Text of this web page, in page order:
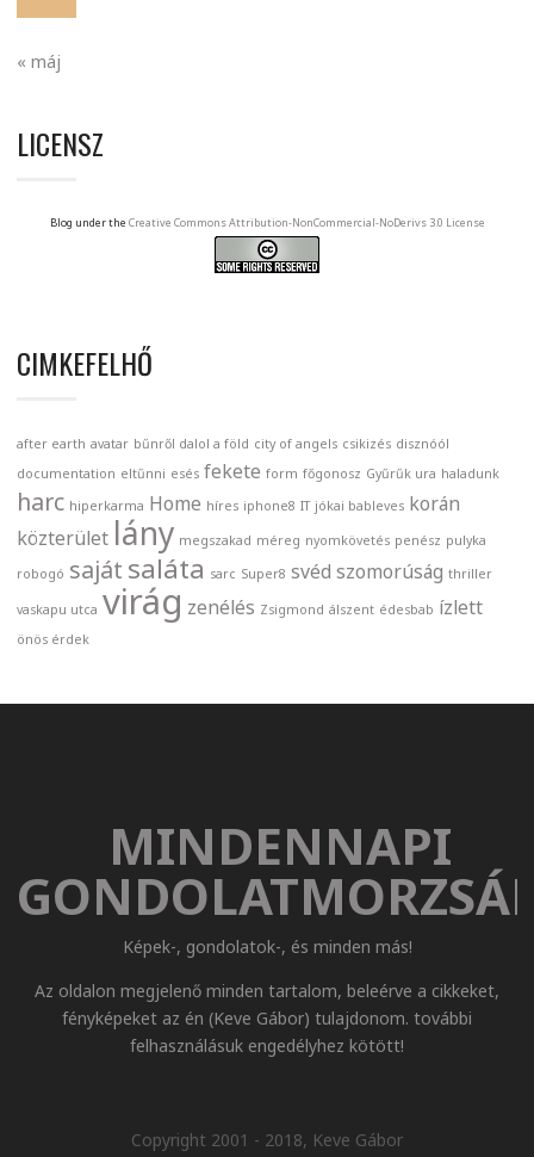
« máj
LICENSZ
Blog under the Creative Commons Attribution-NonCommercial-NoDerivs 3.0 License
CIMKEFELHŐ
after earth avatar bűnről dalol a föld city of angels csikizés disznóól
documentation eltűnni esés fekete form főgonosz Gyűrűk ura haladunk
harc hiperkarma Home híres iphone8 IT jókai bableves korán
közterület lány megszakad méreg nyomkövetés penész pulyka
robogó saját saláta sarc Super8 svéd szomorúság thriller
vaskapu utca virág zenélés Zsigmond álszent édesbab ízlett
önös érdek
MINDENNAPI
Képek-, gondolatok-, és minden más!
Az oldalon megjelenő minden tartalom, beleérve a cikkeket,
fényképeket az én (Keve Gábor) tulajdonom. további
felhasználásuk engedélyhez kötött!
Copyright 2001 - 2018, Keve Gábor